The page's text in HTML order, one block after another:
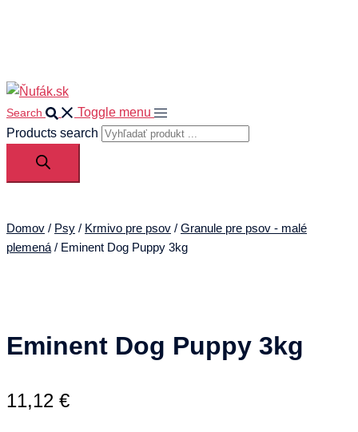
Search
Toggle menu
Products search
Domov / Psy / Krmivo pre psov / Granule pre psov - malé
plemená / Eminent Dog Puppy 3kg
Eminent Dog Puppy 3kg
11,12 €